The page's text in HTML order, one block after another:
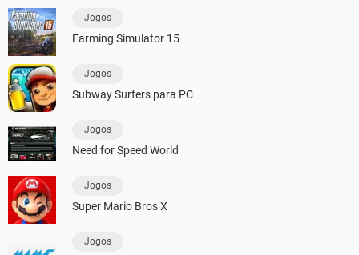
Jogos
Farming Simulator 15
Jogos
Subway Surfers para PC
Jogos
Need for Speed World
Jogos
Super Mario Bros X
Jogos